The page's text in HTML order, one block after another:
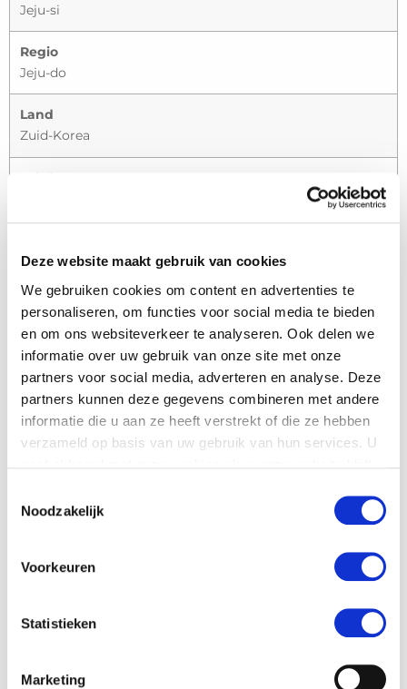
Deze website maakt gebruik van cookies
We gebruiken cookies om content en advertenties te
personaliseren, om functies voor social media te bieden
en om ons websiteverkeer te analyseren. Ook delen we
informatie over uw gebruik van onze site met onze
partners voor social media, adverteren en analyse. Deze
partners kunnen deze gegevens combineren met andere
informatie die u aan ze heeft verstrekt of die ze hebben
verzameld op basis van uw gebruik van hun services. U
Noodzakelijk
Voorkeuren
Statistieken
Marketing
Jeju-si
Regio
Jeju-do
Land
Zuid-Korea
Gebruik dit formulier om met uw dealer
contact op te nemen
Naam
Bedrijfsnaam
Uw vraag